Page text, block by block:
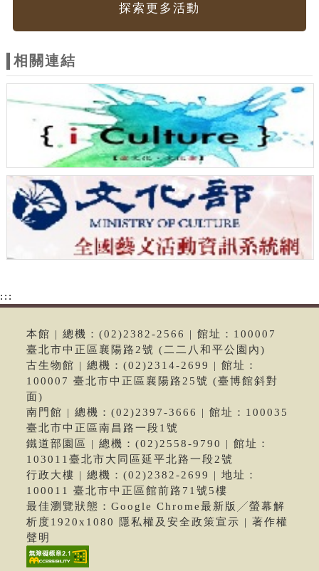
探索更多活動
相關連結
:::
本館 | 總機：(02)2382-2566 | 館址：100007
臺北市中正區襄陽路2號 (二二八和平公園內)
古生物館 | 總機：(02)2314-2699 | 館址：
100007 臺北市中正區襄陽路25號 (臺博館斜對
面)
南門館 | 總機：(02)2397-3666 | 館址：100035
臺北市中正區南昌路一段1號
鐵道部園區 | 總機：(02)2558-9790 | 館址：
103011臺北市大同區延平北路一段2號
行政大樓 | 總機：(02)2382-2699 | 地址：
100011 臺北市中正區館前路71號5樓
最佳瀏覽狀態：Google Chrome最新版╱螢幕解
析度1920x1080 隱私權及安全政策宣示 | 著作權
聲明